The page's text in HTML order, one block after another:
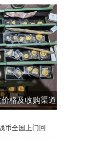
格及收购渠道
币全国上门回